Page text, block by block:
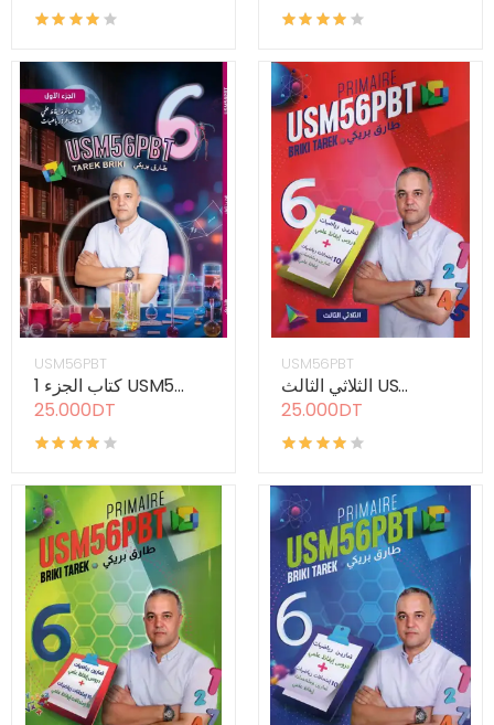
USM56PBT
كتاب الجزء 1 USM5...
25.000DT
USM56PBT
الثلاثي الثالث US...
25.000DT